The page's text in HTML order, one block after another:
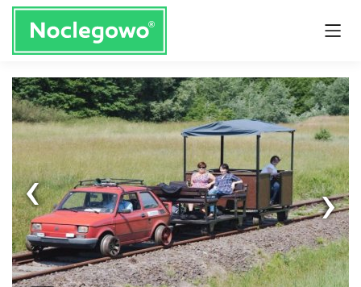
Next